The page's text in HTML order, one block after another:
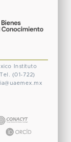
Instituto
(01-722)